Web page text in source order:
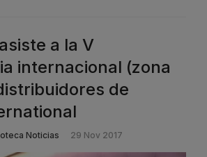
a la V
internacional (zona
de
Noticias 29 Nov 2017